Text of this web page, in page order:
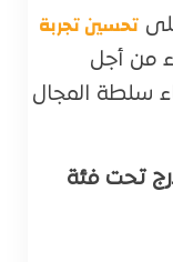
تحسين تجربة
أجل
سلطة المجال
تحت فئة